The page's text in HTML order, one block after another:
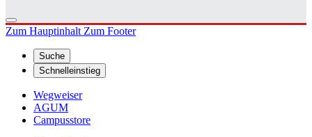
Zum HauptinhaltZum Footer
Suche
Schnelleinstieg
Wegweiser
AGUM
Campusstore